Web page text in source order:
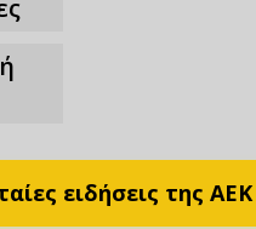
ειδήσεις της ΑΕΚ